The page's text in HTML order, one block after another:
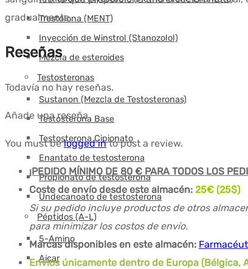
Trestolona (MENT)
Inyección de Winstrol (Stanozolol)
Mezcla de esteroides
Testosteronas
Sustanon (Mezcla de Testosteronas)
Testosterona Base
Testosterona Cipionato
Enantato de testosterona
Propionato de testosterona
Undecanoato de testosterona
Péptidos (A-L)
5-Amino
Aicar
gradualmente.
Reseñas
Todavía no hay reseñas.
Añade una reseña
You must belogged into post a review.
¡PEDIDO MÍNIMO DE 80 € PARA TODOS LOS
Coste de envío desde este almacén: 25€ (25$)
Si su pedido incluye productos de otros
para minimizar los costos de envío.
Marcas disponibles en este almacén:
Envíos únicamente dentro de Europa (Bélgica,